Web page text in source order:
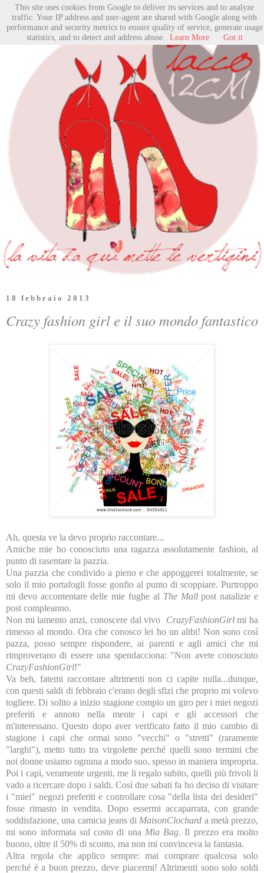
18 febbraio 2013
Crazy fashion girl e il suo mondo fantastico
Ah, questa ve la devo proprio raccontare...
Amiche mie ho conosciuto una ragazza assolutamente fashion, al
punto di rasentare la pazzia.
Una pazzia che condivido a pieno e che appoggerei totalmente, se
solo il mio portafogli fosse gonfio al punto di scoppiare. Purtroppo
mi devo accontentare delle mie fughe al The Mallpost natalizie e
post compleanno.
Non mi lamento anzi, conoscere dal vivo CrazyFashionGirlmi ha
rimesso al mondo. Ora che conosco lei ho un alibi! Non sono così
pazza, posso sempre rispondere, ai parenti e agli amici che mi
rimproverano di essere una spendacciona: "Non avete conosciuto
CrazyFashionGirl!"
Va beh, fatemi raccontare altrimenti non ci capite nulla...dunque,
con questi saldi di febbraio c'erano degli sfizi che proprio mi volevo
togliere. Di solito a inizio stagione compio un giro per i miei negozi
preferiti e annoto nella mente i capi e gli accessori che
m'interessano. Questo dopo aver verificato fatto il mio cambio di
stagione i capi che ormai sono "vecchi" o "stretti" (raramente
"larghi"), metto tutto tra virgolette perché quelli sono termini che
noi donne usiamo ognuna a modo suo, spesso in maniera impropria.
Poi i capi, veramente urgenti, me li regalo subito, quelli più frivoli li
vado a ricercare dopo i saldi. Così due sabati fa ho deciso di visitare
i "miei" negozi preferiti e controllare cosa "della lista dei desideri"
fosse rimasto in vendita. Dopo essermi accaparrata, con grande
soddisfazione, una camicia jeans di MaisonClochard a metà prezzo,
mi sono informata sul costo di una Mia Bag. Il prezzo era molto
buono, oltre il 50% di sconto, ma non mi convinceva la fantasia.
Altra regola che applico sempre: mai comprare qualcosa solo
perché è a buon prezzo, deve piacermi! Altrimenti sono solo soldi
This site uses cookies from Google to deliver its services and to analyze
traffic. Your IP address and user-agent are shared with Google along with
performance and security metrics to ensure quality of service, generate usage
statistics, and to detect and address abuse.
Learn More Got it